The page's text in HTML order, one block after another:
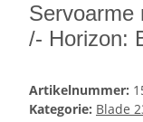
Servoarme
/- Horizon:
Artikelnummer:
Kategorie: Blade